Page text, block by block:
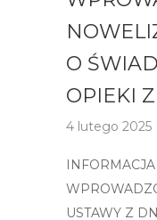
O
OPIEKI
4 lutego 2025
USTAWY Z